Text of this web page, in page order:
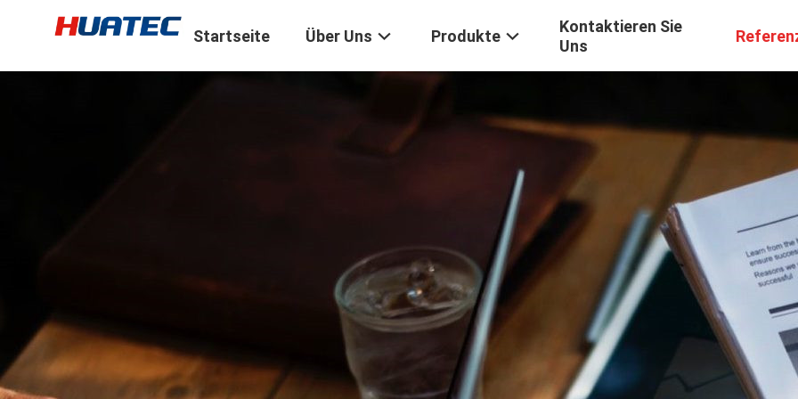
Startseite Über Uns Produkte
Kontaktieren Sie
Uns